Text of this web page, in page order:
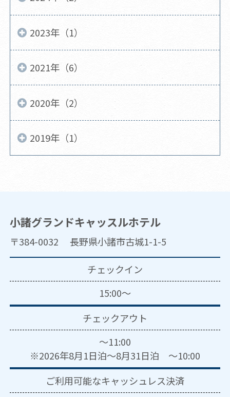
2023年（1）
2021年（6）
2020年（2）
2019年（1）
小諸グランドキャッスルホテル
〒384-0032 長野県小諸市古城1-1-5
チェックイン
15:00～
チェックアウト
～11:00
※2026年8月1日泊～8月31日泊 ～10:00
ご利用可能なキャッシュレス決済